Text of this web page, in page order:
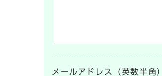
メールアドレス（英数半角）